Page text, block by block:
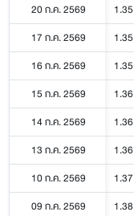
20 ก.ค. 2569
1.35
17 ก.ค. 2569
1.35
16 ก.ค. 2569
1.35
15 ก.ค. 2569
1.36
14 ก.ค. 2569
1.36
13 ก.ค. 2569
1.36
10 ก.ค. 2569
1.37
09 ก.ค. 2569
1.38